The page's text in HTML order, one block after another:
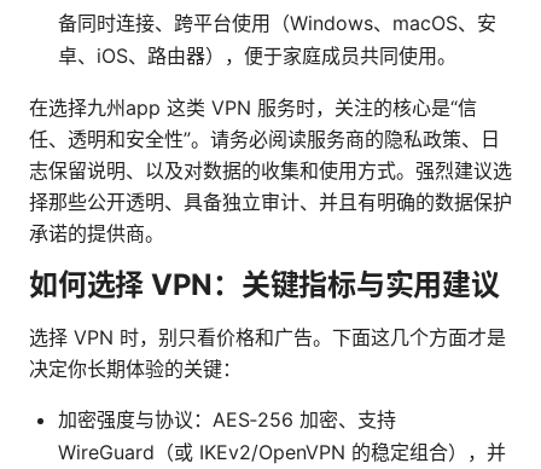
备同时连接、跨平台使用（Windows、macOS、安
卓、iOS、路由器），便于家庭成员共同使用。
在选择九州app 这类 VPN 服务时，关注的核心是“信
任、透明和安全性”。请务必阅读服务商的隐私政策、日
志保留说明、以及对数据的收集和使用方式。强烈建议选
择那些公开透明、具备独立审计、并且有明确的数据保护
承诺的提供商。
如何选择 VPN：关键指标与实用建议
选择 VPN 时，别只看价格和广告。下面这几个方面才是
决定你长期体验的关键：
加密强度与协议：AES‑256 加密、支持
WireGuard（或 IKEv2/OpenVPN 的稳定组合），并